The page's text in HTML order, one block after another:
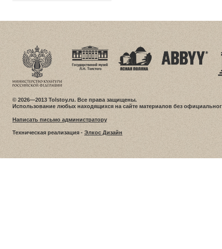
© 2026—2013 Tolstoy.ru. Все права защищены.
Использование любых находящихся на сайте материалов без
Написать письмо администратору
Техническая реализация - Элкос Дизайн